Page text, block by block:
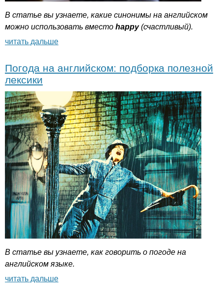
В статье вы узнаете, какие синонимы на английском
можно использовать вместо happy (счастливый).
читать дальше
Погода на английском: подборка полезной
лексики
В статье вы узнаете, как говорить о погоде на
английском языке.
читать дальше